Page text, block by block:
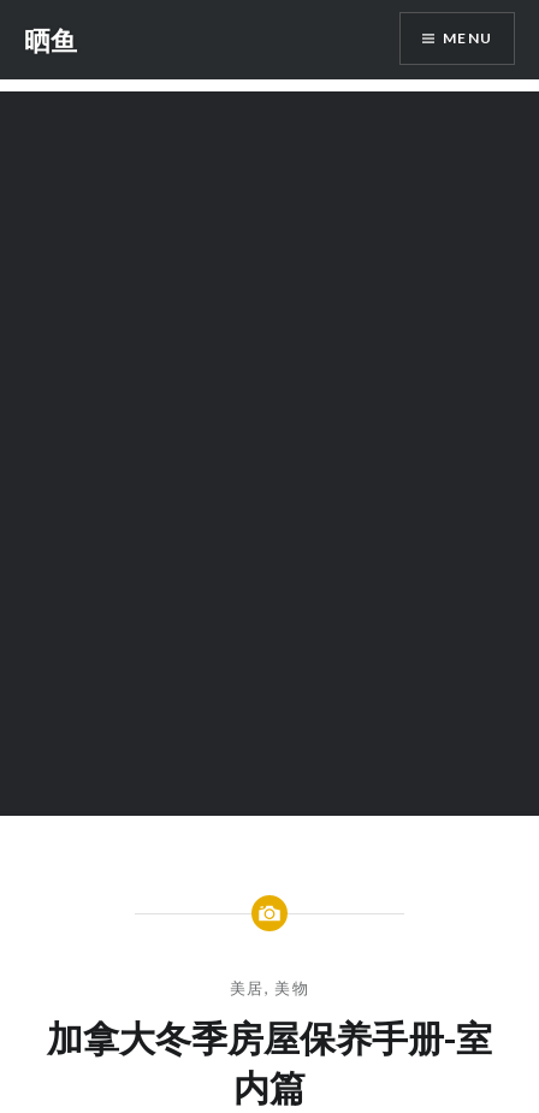
content
晒鱼 MENU
美居, 美物
加拿大冬季房屋保养手册-室
内篇